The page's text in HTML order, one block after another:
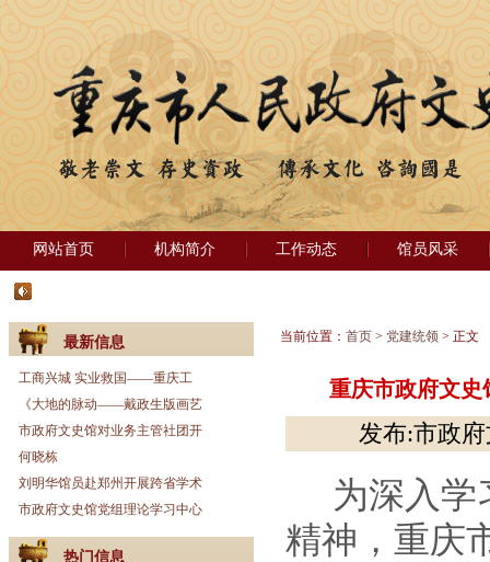
网站首页 机构简介 工作动态 馆员风采
最新信息
工商兴城 实业救国——重庆工
《大地的脉动——戴政生版画艺
市政府文史馆对业务主管社团开
何晓栋
刘明华馆员赴郑州开展跨省学术
市政府文史馆党组理论学习中心
热门信息
当前位置： 首页 > 党建统领 > 正文
重庆市政府文史
发布:市政
为深入学
精神，重庆